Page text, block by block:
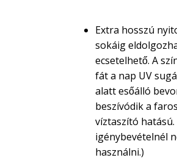
Extra hosszú
sokáig
ecsetelhető. A
fát a nap UV
alatt esőálló
beszívódik a
víztaszító
igénybevételnél
használni.)